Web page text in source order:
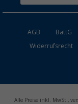
AGB BattG
Widerrufsrecht
Alle Preise inkl. MwSt.,